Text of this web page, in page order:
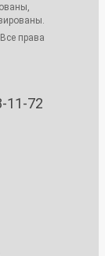
права
11-72